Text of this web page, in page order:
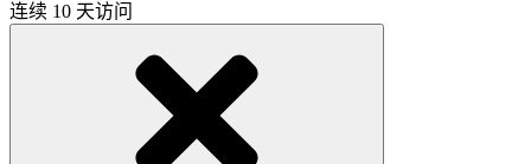
连续 10 天访问